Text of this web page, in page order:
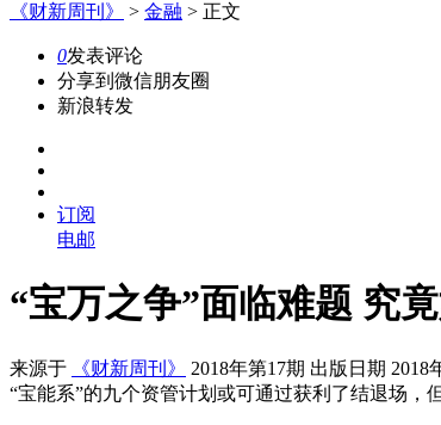
《财新周刊》
> 金融 > 正文
0发表评论
分享到微信朋友圈
新浪转发
订阅
电邮
“宝万之争”面临难题 究
来源于 《财新周刊》
2018年第17期 出版日期 2018
“宝能系”的九个资管计划或可通过获利了结退场